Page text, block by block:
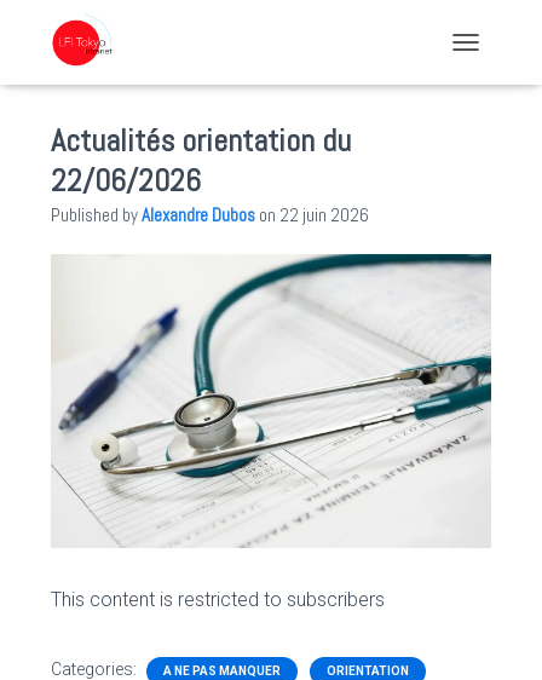
Actualités orientation du
22/06/2026
Published byAlexandre Dubos on 22 juin 2026
This content is restricted to subscribers
Categories: A NE PAS MANQUER ORIENTATION